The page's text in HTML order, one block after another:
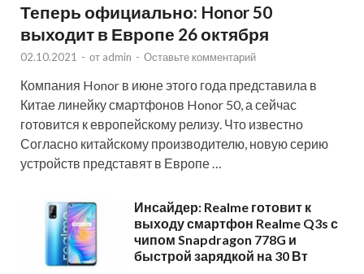
Теперь официально: Honor 50
выходит в Европе 26 октября
02.10.2021 - от admin - Оставьте комментарий
Компания Honor в июне этого года представила в
Китае линейку смартфонов Honor 50, а сейчас
готовится к европейскому релизу. Что известно
Согласно китайскому производителю, новую серию
устройств представят в Европе …
Инсайдер: Realme готовит к
выходу смартфон Realme Q3s с
чипом Snapdragon 778G и
быстрой зарядкой на 30 Вт